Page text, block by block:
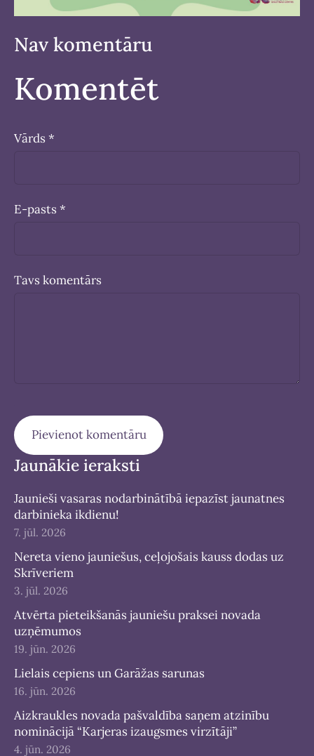
Jaunākie ieraksti
Jaunieši vasaras nodarbinātībā iepazīst jaunatnes
darbinieka ikdienu!
7. jūl. 2026
Nereta vieno jauniešus, ceļojošais kauss dodas uz
Skrīveriem
3. jūl. 2026
Atvērta pieteikšanās jauniešu praksei novada
uzņēmumos
19. jūn. 2026
Lielais cepiens un Garāžas sarunas
16. jūn. 2026
Aizkraukles novada pašvaldība saņem atzinību
nominācijā “Karjeras izaugsmes virzītāji”
4. jūn. 2026
Nav komentāru
Komentēt
Vārds *
E-pasts *
Tavs komentārs